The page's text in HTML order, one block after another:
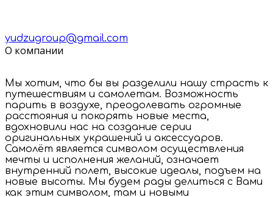
yudzugroup@gmail.com
О компании
Мы хотим, что бы вы разделили нашу страсть к
путешествиям и самолетам. Возможность
парить в воздухе, преодолевать огромные
расстояния и покорять новые места,
вдохновили нас на создание серии
оригинальных украшений и аксессуаров.
Самолёт является символом осуществления
мечты и исполнения желаний, означает
внутренний полет, высокие идеалы, подъем на
новые высоты. Мы будем рады делиться с Вами
как этим символом, там и новыми